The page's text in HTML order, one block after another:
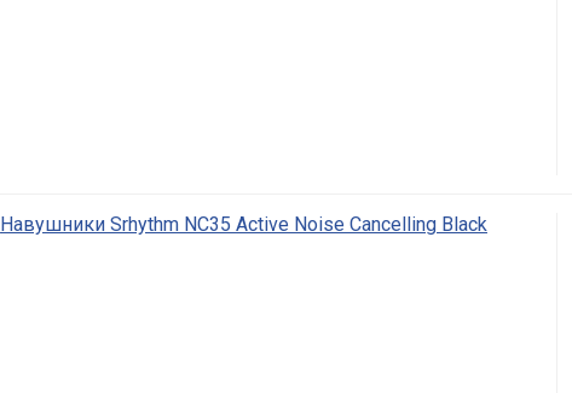
Навушники Srhythm NC35 Active Noise Cancelling Black